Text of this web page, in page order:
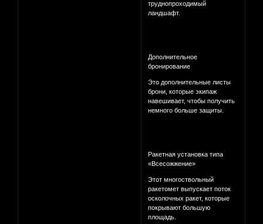
труднопроходимый
ландшафт.
Дополнительное
бронирование
Это дополнительные листы
брони, которые экипаж
навешивает, чтобы получить
немного больше защиты.
Ракетная установка типа
«Всесожжение»
Этот многоствольный
ракетомет выпускает поток
осколочных ракет, которые
покрывают большую
площадь.